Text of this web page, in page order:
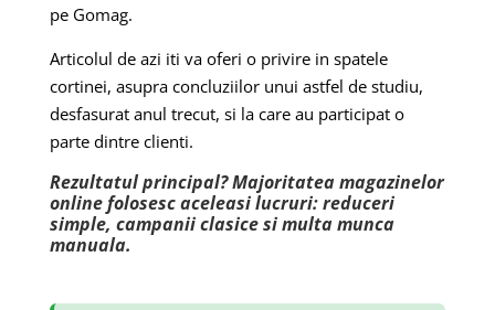
pe Gomag.
Articolul de azi iti va oferi o privire in spatele
cortinei, asupra concluziilor unui astfel de studiu,
desfasurat anul trecut, si la care au participat o
parte dintre clienti.
Rezultatul principal? Majoritatea magazinelor
online folosesc aceleasi lucruri: reduceri
simple, campanii clasice si multa munca
manuala.